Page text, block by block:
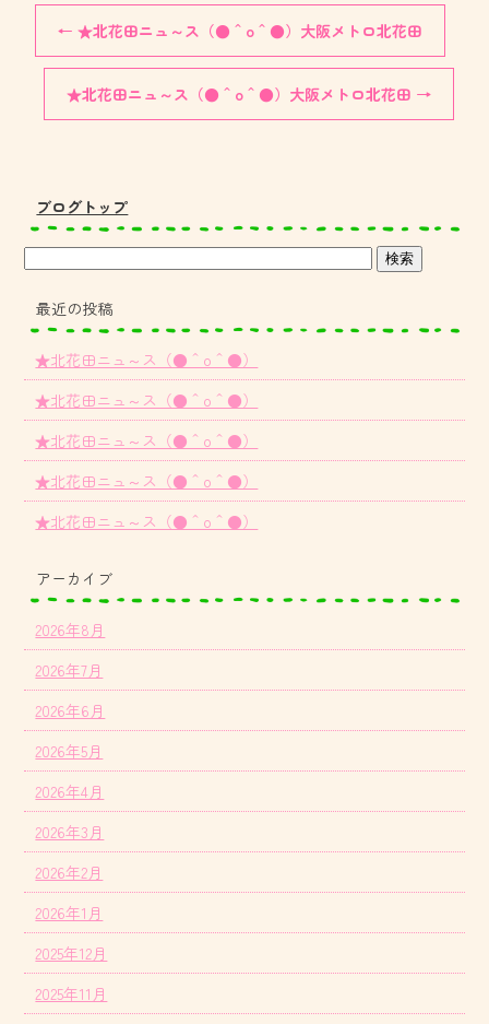
← ★北花田ニュ～ス（●＾o＾●）大阪メトロ北花田
★北花田ニュ～ス（●＾o＾●）大阪メトロ北花田 →
ブログトップ
最近の投稿
★北花田ニュ～ス（●＾o＾●）
★北花田ニュ～ス（●＾o＾●）
★北花田ニュ～ス（●＾o＾●）
★北花田ニュ～ス（●＾o＾●）
★北花田ニュ～ス（●＾o＾●）
アーカイブ
2026年8月
2026年7月
2026年6月
2026年5月
2026年4月
2026年3月
2026年2月
2026年1月
2025年12月
2025年11月